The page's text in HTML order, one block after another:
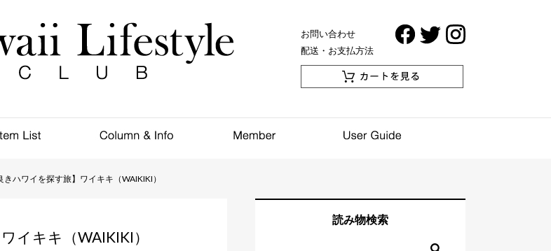
お問い合わせ
配送・お支払方法
きハワイを探す旅】ワイキキ（WAIKIKI）
イキキ（WAIKIKI）
読み物検索